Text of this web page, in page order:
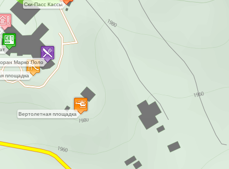
Вертолетная площадка
Марко Поло
площадка
Ски-Пасс Кассы